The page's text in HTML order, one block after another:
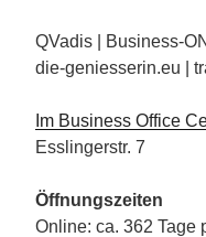
QVadis | Business-
die-geniesserin.eu |
Im Business Office
Esslingerstr. 7
Öffnungszeiten
Online: ca. 362 Tage